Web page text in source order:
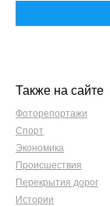
Также на сайте
Фоторепортажи
Спорт
Экономика
Происшествия
Перекрытия дорог
Истории